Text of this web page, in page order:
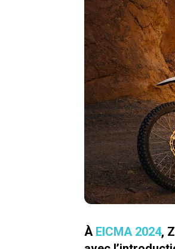
À EICMA 2024,